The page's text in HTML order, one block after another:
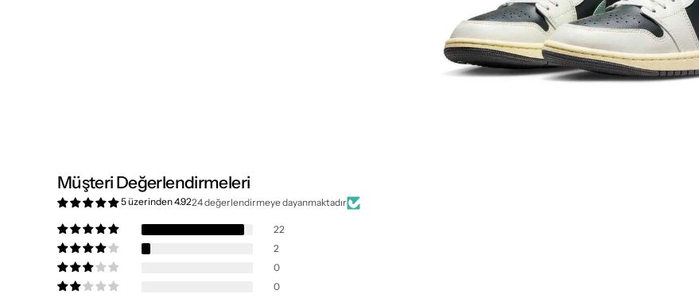
görünümünde
aç
Müşteri Değerlendirmeleri
5 üzerinden 4.9224 değerlendirmeye dayanmaktadır
22
2
0
0